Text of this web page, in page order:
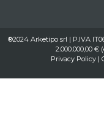
®2024 Arketipo srl | P.IVA
2.000.000,00 €
Privacy Policy|